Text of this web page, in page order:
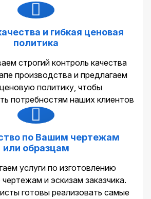
и гибкая ценовая
политика
строгий контроль качества
производства и предлагаем
политику, чтобы
потребностям наших клиентов
по Вашим чертежам
или образцам
услуги по изготовлению
и эскизам заказчика.
готовы реализовать самые